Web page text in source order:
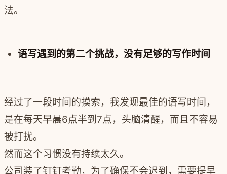
法。
语写遇到的第二个挑战，没有足够的写作时间
经过了一段时间的摸索，我发现最佳的语写时间，
是在每天早晨6点半到7点，头脑清醒，而且不容易
被打扰。
然而这个习惯没有持续太久。
公司装了钉钉考勤，为了确保不会迟到，需要提早